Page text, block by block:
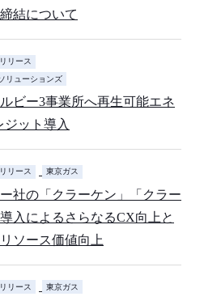
結について
リース
リューションズ
ビー3事業所へ再生可能エネ
ジット導入
リース 東京ガス
社の「クラーケン」「クラー
入によるさらなるCX向上と
ソース価値向上
リース 東京ガス